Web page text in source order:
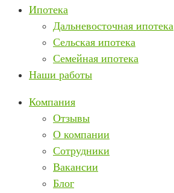
Ипотека
Дальневосточная ипотека
Сельская ипотека
Семейная ипотека
Наши работы
Компания
Отзывы
О компании
Сотрудники
Вакансии
Блог